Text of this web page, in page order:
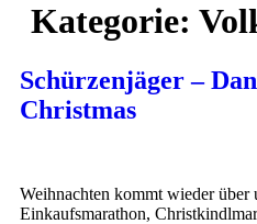
Kategorie:
Schürzenjäger –
Christmas
Weihnachten kommt wieder
Einkaufsmarathon,